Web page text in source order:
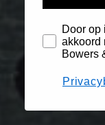
Door op
akkoord
Bowers